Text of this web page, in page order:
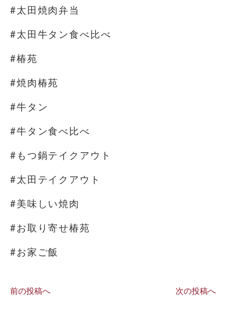
#太田焼肉弁当
#太田牛タン食べ比べ
#椿苑
#焼肉椿苑
#牛タン
#牛タン食べ比べ
#もつ鍋テイクアウト
#太田テイクアウト
#美味しい焼肉
#お取り寄せ椿苑
#お家ご飯
前の投稿へ 次の投稿へ